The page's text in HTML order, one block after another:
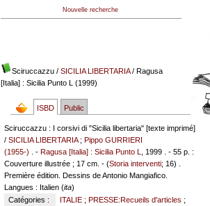
Nouvelle recherche
Sciruccazzu/ SICILIA LIBERTARIA/ Ragusa
[Italia] : Sicilia Punto L (1999)
ISBD Public
Sciruccazzu : I corsivi di "Sicilia libertaria" [texte imprimé]
/SICILIA LIBERTARIA;Pippo GURRIERI
(1955-)
. -Ragusa [Italia] : Sicilia Punto L
, 1999 . - 55 p. :
Couverture illustrée ; 17 cm. - (Storia interventi; 16) .
Première édition. Dessins de Antonio Mangiafico.
Langues : Italien (ita)
Catégories :
ITALIE; PRESSE:Recueils d'articles ;